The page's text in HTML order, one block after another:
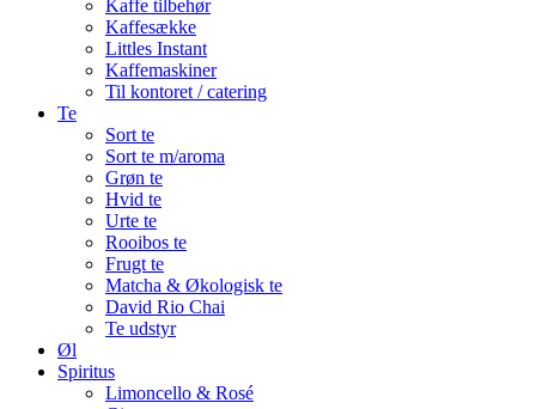
Kaffe tilbehør
Kaffesække
Littles Instant
Kaffemaskiner
Til kontoret / catering
Te
Sort te
Sort te m/aroma
Grøn te
Hvid te
Urte te
Rooibos te
Frugt te
Matcha & Økologisk te
David Rio Chai
Te udstyr
Øl
Spiritus
Limoncello & Rosé